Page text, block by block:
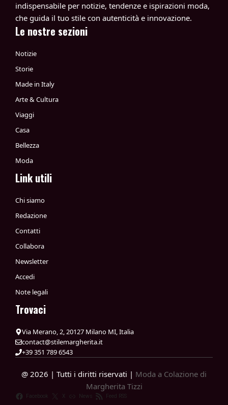
indispensabile per notizie, tendenze e ispirazioni moda,
che guida il tuo stile con autenticità e innovazione.
Le nostre sezioni
Notizie
Storie
Made in Italy
Arte & Cultura
Viaggi
Casa
Bellezza
Moda
Link utili
Chi siamo
Redazione
Contatti
Collabora
Newsletter
Accedi
Note legali
Trovaci
Via Merano, 2, 20127 Milano MI, Italia
contact@stilemargherita.it
+39 351 789 6543
@ 2026 | Tutti i diritti riservati | Moda a Colazione di
Margherita Tizzi
Facebook X News Feed RSS